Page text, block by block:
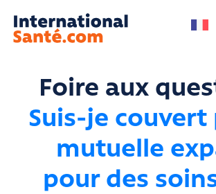
Foire aux
Suis-je couvert
mutuelle
pour des